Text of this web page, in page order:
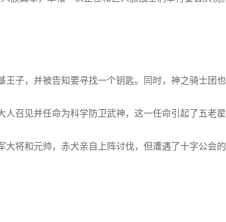
子，并被告知要寻找一个钥匙。同时，神之骑士团也
召见并任命为科学防卫武神，这一任命引起了五老星
将和元帅，赤犬亲自上阵讨伐，但遭遇了十字公会的